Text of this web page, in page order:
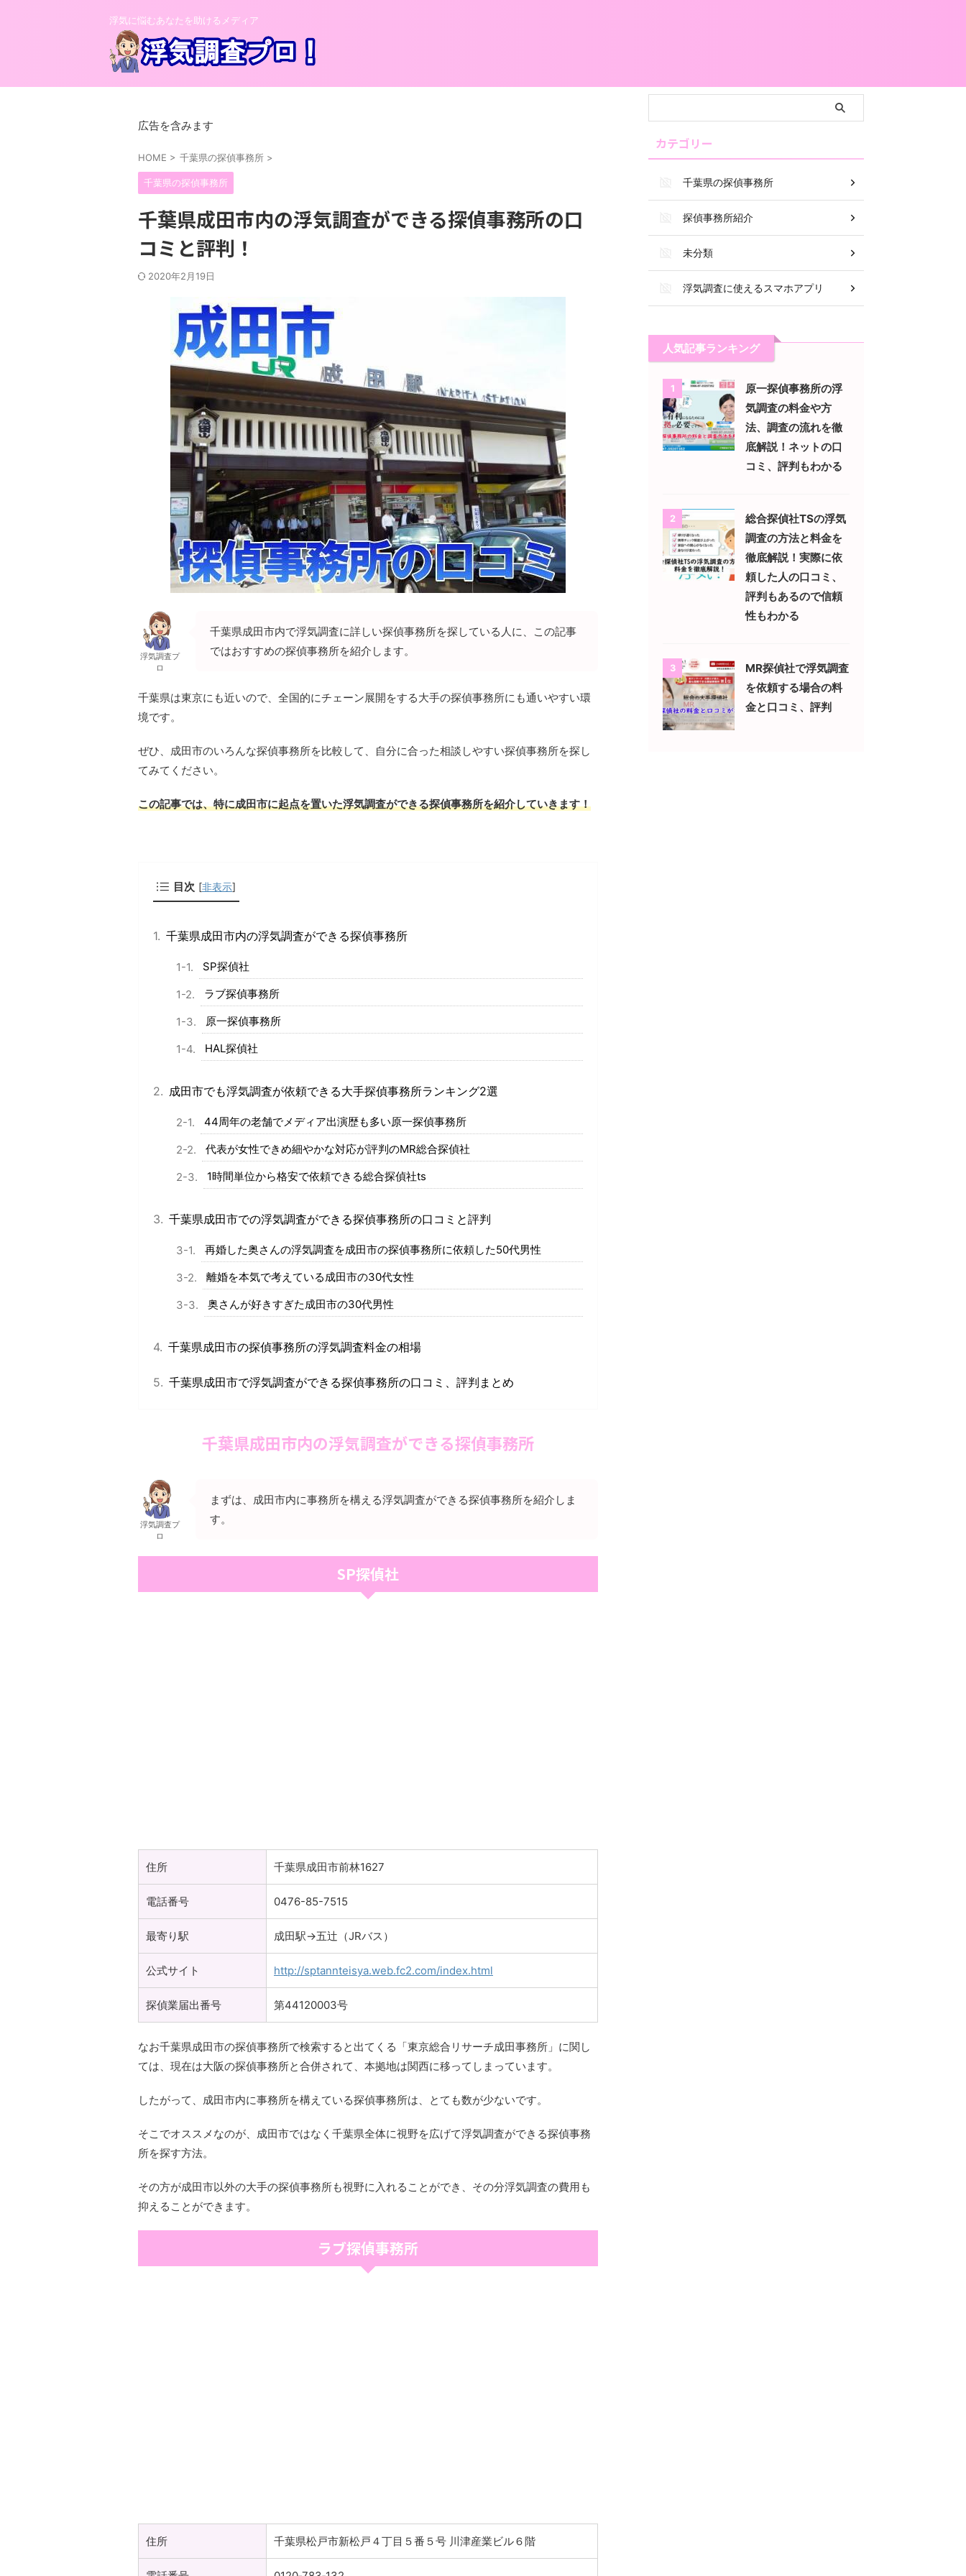
浮気に悩むあなたを助けるメディア
広告を含みます
HOME > 千葉県の探偵事務所 >
千葉県の探偵事務所
千葉県成田市内の浮気調査ができる探偵事務所の口
コミと評判！
2020年2月19日
浮気調査プ
ロ
千葉県成田市内で浮気調査に詳しい探偵事務所を探している人に、この記事
ではおすすめの探偵事務所を紹介します。
千葉県は東京にも近いので、全国的にチェーン展開をする大手の探偵事務所にも通いやすい環
境です。
ぜひ、成田市のいろんな探偵事務所を比較して、自分に合った相談しやすい探偵事務所を探し
てみてください。
この記事では、特に成田市に起点を置いた浮気調査ができる探偵事務所を紹介していきます！
目次 [非表示]
千葉県成田市内の浮気調査ができる探偵事務所
SP探偵社
ラブ探偵事務所
原一探偵事務所
HAL探偵社
成田市でも浮気調査が依頼できる大手探偵事務所ランキング2選
44周年の老舗でメディア出演歴も多い原一探偵事務所
代表が女性できめ細やかな対応が評判のMR総合探偵社
1時間単位から格安で依頼できる総合探偵社ts
千葉県成田市での浮気調査ができる探偵事務所の口コミと評判
再婚した奥さんの浮気調査を成田市の探偵事務所に依頼した50代男性
離婚を本気で考えている成田市の30代女性
奥さんが好きすぎた成田市の30代男性
千葉県成田市の探偵事務所の浮気調査料金の相場
千葉県成田市で浮気調査ができる探偵事務所の口コミ、評判まとめ
千葉県成田市内の浮気調査ができる探偵事務所
浮気調査プ
ロ
まずは、成田市内に事務所を構える浮気調査ができる探偵事務所を紹介しま
す。
SP探偵社
住所 千葉県成田市前林1627
電話番号 0476-85-7515
最寄り駅 成田駅→五辻（JRバス）
公式サイト http://sptannteisya.web.fc2.com/index.html
探偵業届出番号 第44120003号
なお千葉県成田市の探偵事務所で検索すると出てくる「東京総合リサーチ成田事務所」に関し
ては、現在は大阪の探偵事務所と合併されて、本拠地は関西に移ってしまっています。
したがって、成田市内に事務所を構えている探偵事務所は、とても数が少ないです。
そこでオススメなのが、成田市ではなく千葉県全体に視野を広げて浮気調査ができる探偵事務
所を探す方法。
その方が成田市以外の大手の探偵事務所も視野に入れることができ、その分浮気調査の費用も
抑えることができます。
ラブ探偵事務所
住所 千葉県松戸市新松戸４丁目５番５号 川津産業ビル６階
カテゴリー
千葉県の探偵事務所
探偵事務所紹介
未分類
浮気調査に使えるスマホアプリ
人気記事ランキング
1
原一探偵事務所の浮
気調査の料金や方
法、調査の流れを徹
底解説！ネットの口
コミ、評判もわかる
2
総合探偵社TSの浮気
調査の方法と料金を
徹底解説！実際に依
頼した人の口コミ、
評判もあるので信頼
性もわかる
3
MR探偵社で浮気調査
を依頼する場合の料
金と口コミ、評判